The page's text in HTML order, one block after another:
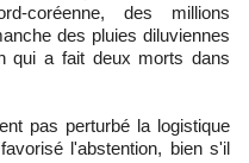
coréenne, des millions
des pluies diluviennes
qui a fait deux morts dans
pas perturbé la logistique
l'abstention, bien s'il